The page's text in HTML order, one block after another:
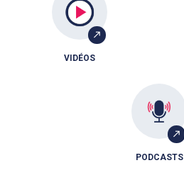
VIDÉOS
PODCASTS